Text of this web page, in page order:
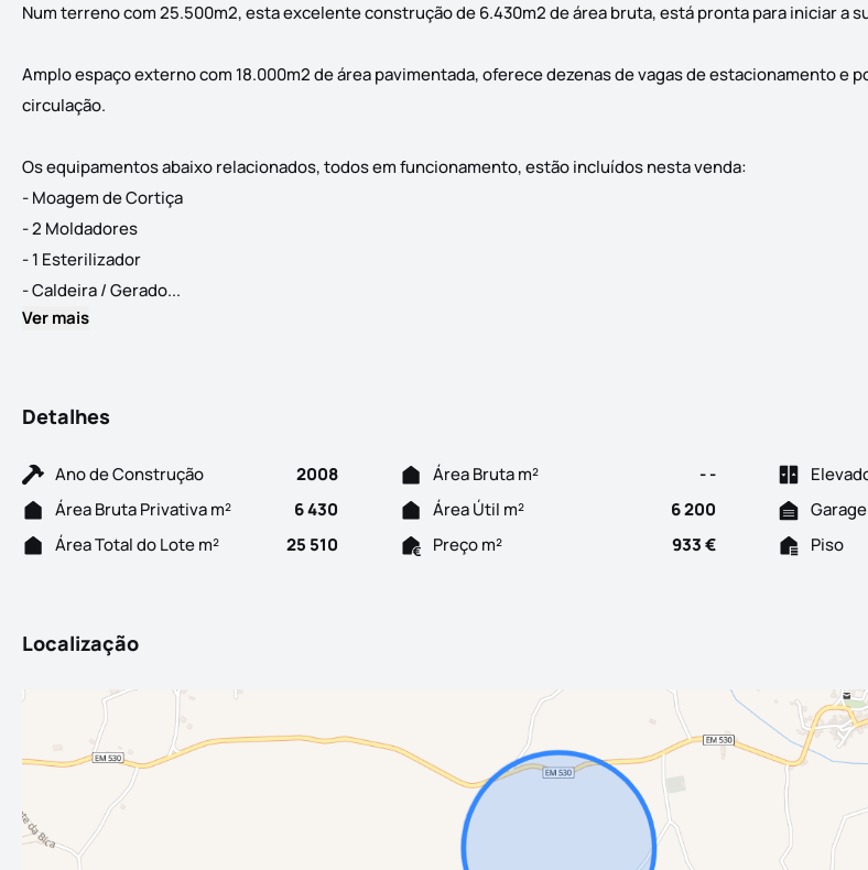
Num terreno com 25.500m2, esta excelente construção de 6.430m2 de área bruta, está pronta para iniciar a
Amplo espaço externo com 18.000m2 de área pavimentada, oferece dezenas de vagas de estacionamento e
circulação.
Os equipamentos abaixo relacionados, todos em funcionamento, estão incluídos nesta venda:
- Moagem de Cortiça
- 2 Moldadores
- 1 Esterilizador
- Caldeira / Gerado... Armazém Industrial, Corticeira para venda em Gavião, Portalegre Num terreno com
Ver mais
Detalhes
Ano de Construção 2008 Área Bruta m² - -
Área Bruta Privativa m²
6 430 Área Útil m² 6 200
Área Total do Lote m²
25 510 Preço m² 933 € Piso
Localização